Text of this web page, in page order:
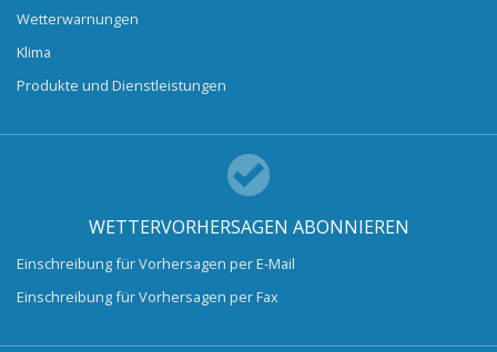
Wetterwarnungen
Klima
Produkte und Dienstleistungen
WETTERVORHERSAGEN ABONNIEREN
Einschreibung für Vorhersagen per E-Mail
Einschreibung für Vorhersagen per Fax